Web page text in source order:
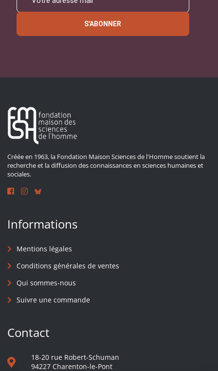
S'ABONNER
Créée en 1963, la Fondation Maison Sciences de l'Homme soutient la
recherche et la diffusion des connaissances en sciences humaines et
sociales.
Informations
Mentions légales
Conditions générales de ventes
Qui sommes-nous
Suivre une commande
Contact
18-20 rue Robert-Schuman
94227 Charenton-le-Pont